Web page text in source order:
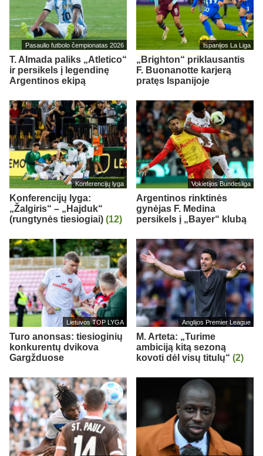
Pasaulio futbolo čempionatas 2026
T. Almada paliks „Atletico“
ir persikels į legendinę
Argentinos ekipą
Ispanijos La Liga
„Brighton“ priklausantis
F. Buonanotte karjerą
pratęs Ispanijoje
Konferencijų lyga
Konferencijų lyga:
„Žalgiris“ – „Hajduk“
(rungtynės tiesiogiai) (12)
Vokietijos Bundesliga
Argentinos rinktinės
gynėjas F. Medina
persikels į „Bayer“ klubą
Lietuvos TOP LYGA
Turo anonsas: tiesioginių
konkurentų dvikova
Gargžduose
Anglijos Premier League
M. Arteta: „Turime
ambiciją kitą sezoną
kovoti dėl visų titulų“ (2)